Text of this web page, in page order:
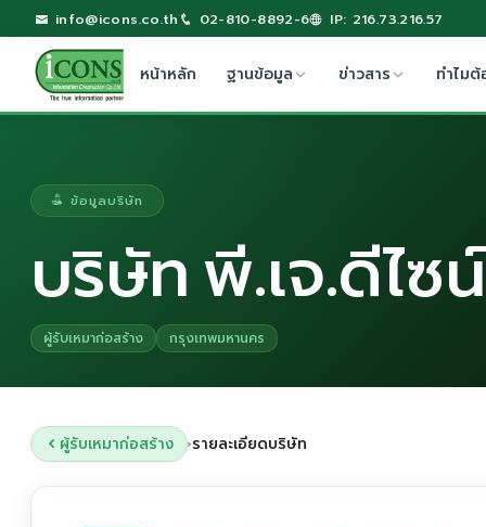
info@icons.co.th 02-810-8892-6 IP: 216.73.216.57
หน้าหลัก ฐานข้อมูล ข่าวสาร ทำไมต้
ข้อมูลบริษัท
บริษัท พี.เจ.ดีไซ
ผู้รับเหมาก่อสร้าง กรุงเทพมหานคร
ผู้รับเหมาก่อสร้าง ›รายละเอียดบริษัท